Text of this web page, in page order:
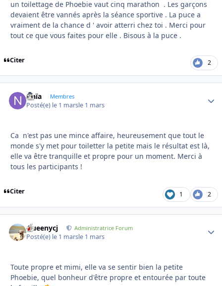
un toilettage de Phoebie vaut cinq marathon . Les garçons
devaient être vannés après la séance sportive . La puce a
vraiment de la chance d ' avoir atterri chez toi . Merci pour
tout ce que vous faites pour elle . Bisous à la puce .
Citer 2
Naïa Membres
Posté(e) le 1 marsle 1 mars
Ca n'est pas une mince affaire, heureusement que tout le
monde s'y met pour toiletter la petite mais le résultat est là,
elle va être tranquille et propre pour un moment. Merci à
tous les participants !
Citer 1 2
Queenycj Administratrice Forum
Posté(e) le 1 marsle 1 mars
Toute propre et mimi, elle va se sentir bien la petite
Phoebie, quel bonheur d'être propre et entourée par toute